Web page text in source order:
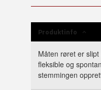
Produktinfo
Måten røret er
fleksible og
stemmingen